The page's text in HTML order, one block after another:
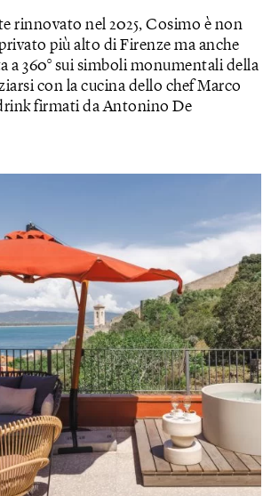
rinnovato nel 2025, Cosimo è non
più alto di Firenze ma anche
a 360° sui simboli monumentali della
con la cucina dello chef Marco
firmati da Antonino De